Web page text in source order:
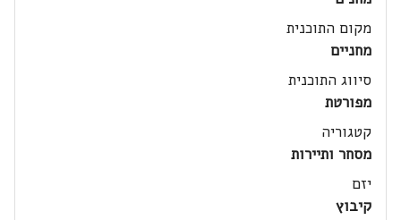
מקום התוכנית
מחניים
סיווג התוכנית
מפורטת
קטגוריה
מסחר ותיירות
יזם
קיבוץ